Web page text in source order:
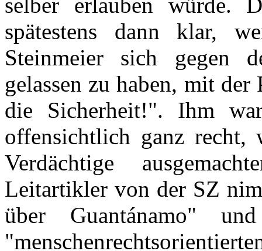
spätestens dann klar,
Steinmeier sich gegen
gelassen zu haben, mit
die Sicherheit!". Ihm
offensichtlich ganz
Verdächtige
Leitartikler von der SZ
über Guantánamo"